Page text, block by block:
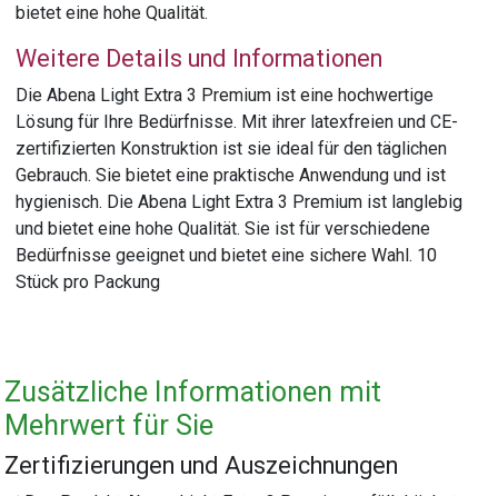
bietet eine hohe Qualität.
Weitere Details und Informationen
Die Abena Light Extra 3 Premium ist eine hochwertige
Lösung für Ihre Bedürfnisse. Mit ihrer latexfreien und CE-
zertifizierten Konstruktion ist sie ideal für den täglichen
Gebrauch. Sie bietet eine praktische Anwendung und ist
hygienisch. Die Abena Light Extra 3 Premium ist langlebig
und bietet eine hohe Qualität. Sie ist für verschiedene
Bedürfnisse geeignet und bietet eine sichere Wahl. 10
Stück pro Packung
Zusätzliche Informationen mit
Mehrwert für Sie
Zertifizierungen und Auszeichnungen